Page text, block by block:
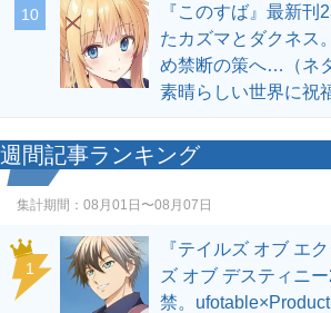
10
『このすば』最新
たカズマとダクネス
め禁断の策へ…（ネ
素晴らしい世界に祝
週間記事ランキング
集計期間： 08月01日〜08月07日
1
『テイルズ オブ エ
ズ オブ デスティニ
禁。